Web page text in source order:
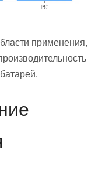
применения,